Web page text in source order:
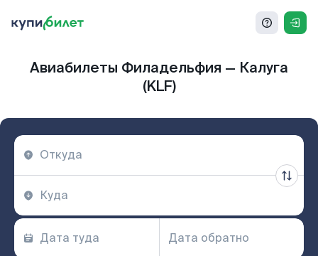
Авиабилеты Филадельфия — Калуга
(KLF)